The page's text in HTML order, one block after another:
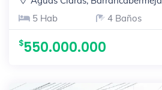
5 Hab
4 Baños
550.000.000